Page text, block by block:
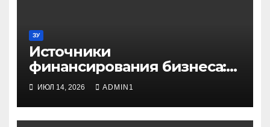
ЗУ
Источники
финансирования бизнеса:
от собственных средств до
частных инвестиций
ИЮЛ 14, 2026 ADMIN1